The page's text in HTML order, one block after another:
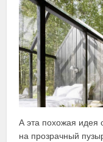
А эта похожая идея
на прозрачный